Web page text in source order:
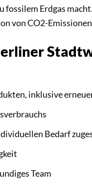
Erdgas
von CO2-
inklusive
Bedarf
Team